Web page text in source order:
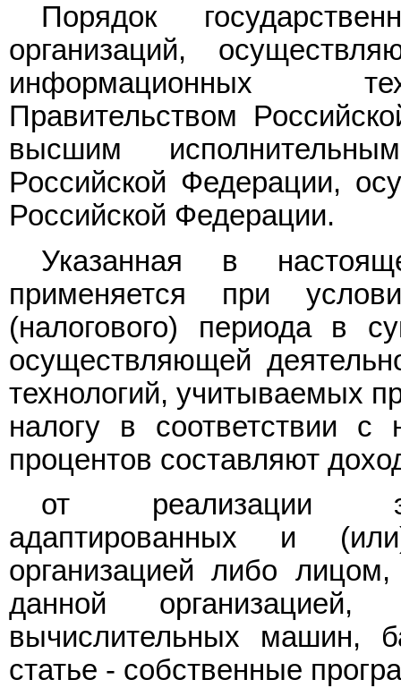
Порядок
организаций,
информационных
Правительством
высшим
Российской Федерации,
Российской Федерации.
Указанная в
применяется при
(налогового) периода в
осуществляющей
технологий, учитываемых
налогу в соответствии
процентов составляют
от реализации
адаптированных и
организацией либо
данной
вычислительных машин,
статье - собственные